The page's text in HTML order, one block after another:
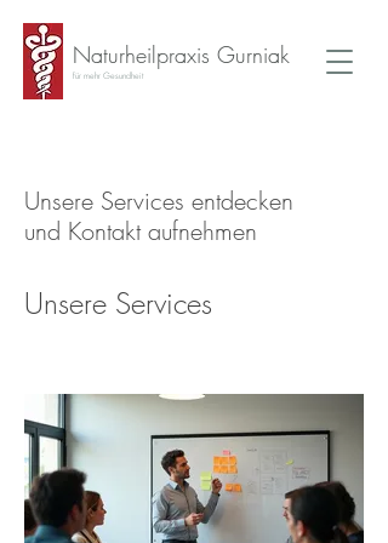
für mehr Gesundheit
Naturheilpraxis Gurniak
Unsere Services entdecken
und Kontakt aufnehmen
Unsere Services